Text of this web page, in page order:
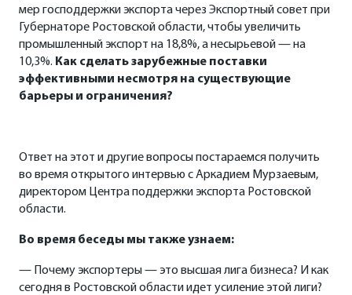
мер господдержки экспорта через Экспортный совет при
Губернаторе Ростовской области, чтобы увеличить
промышленный экспорт на 18,8%, а несырьевой — на
10,3%. Как сделать зарубежные поставки
эффективными несмотря на существующие
барьеры и ограничения?
Ответ на этот и другие вопросы постараемся получить
во время открытого интервью с Аркадием Мурзаевым,
директором Центра поддержки экспорта Ростовской
области.
Во время беседы мы также узнаем:
— Почему экспортеры — это высшая лига бизнеса? И как
сегодня в Ростовской области идет усиление этой лиги?